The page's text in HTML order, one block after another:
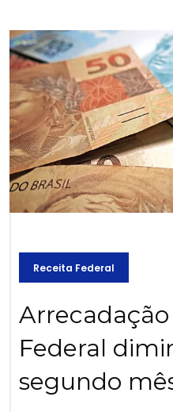
Receita Federal
Federal
segundo